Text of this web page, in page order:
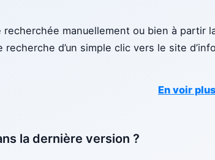
manuellement ou bien à partir
d’un simple clic vers le site
En voir plus
la dernière version ?